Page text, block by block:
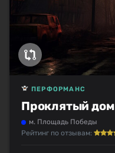
Проклятый дом
ПЕРФОРМАНС
м. Площадь Победы
Рейтинг по отзывам: